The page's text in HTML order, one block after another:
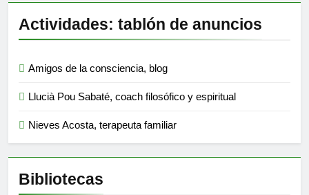
Actividades: tablón de anuncios
Amigos de la consciencia, blog
Llucià Pou Sabaté, coach filosófico y espiritual
Nieves Acosta, terapeuta familiar
Bibliotecas